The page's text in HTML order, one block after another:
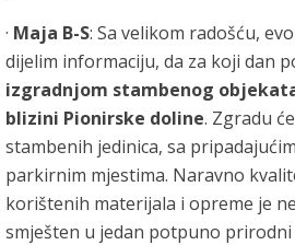
· Maja B-S: Sa velikom radošću,
dijelim informaciju, da za koji dan
izgradnjom stambenog
blizini Pionirske doline. Zgradu
stambenih jedinica, sa
parkirnim mjestima. Naravno
korištenih materijala i opreme je
smješten u jedan potpuno